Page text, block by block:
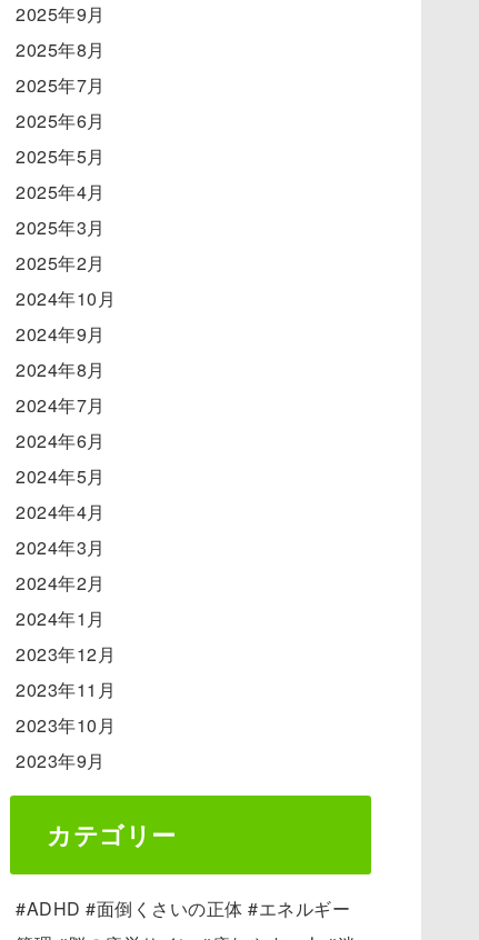
2025年9月
2025年8月
2025年7月
2025年6月
2025年5月
2025年4月
2025年3月
2025年2月
2024年10月
2024年9月
2024年8月
2024年7月
2024年6月
2024年5月
2024年4月
2024年3月
2024年2月
2024年1月
2023年12月
2023年11月
2023年10月
2023年9月
カテゴリー
#ADHD #面倒くさいの正体 #エネルギー